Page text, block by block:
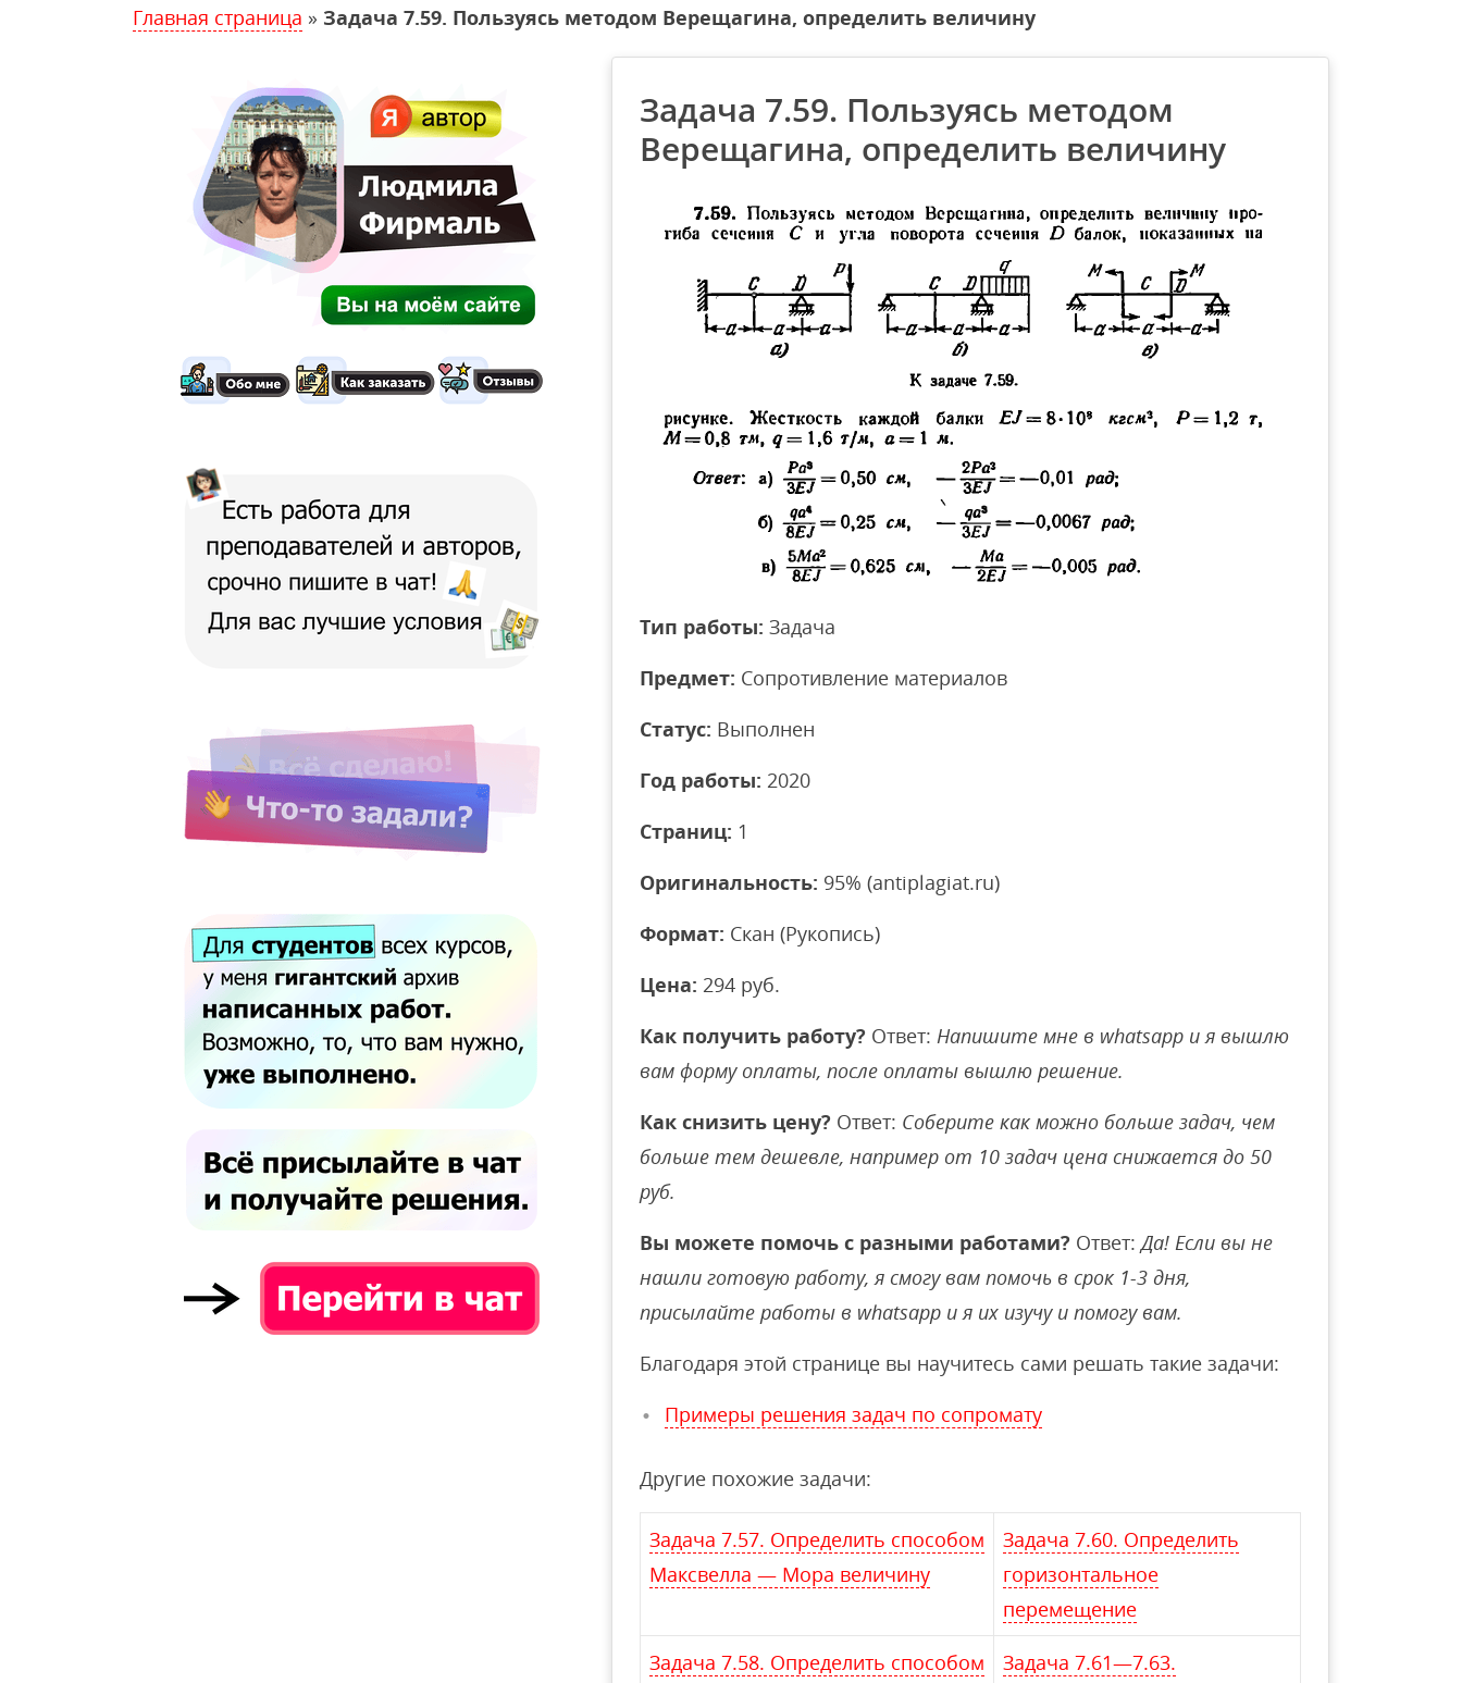
Главная страница » Задача 7.59. Пользуясь методом Верещагина, определить величину
Задача 7.59. Пользуясь методом
Верещагина, определить величину
Тип работы: Задача
Предмет: Сопротивление материалов
Статус: Выполнен
Год работы: 2020
Страниц: 1
Оригинальность: 95% (antiplagiat.ru)
Формат: Скан (Рукопись)
Цена: 294 руб.
Как получить работу? Ответ: Напишите мне в whatsapp и я вышлю
вам форму оплаты, после оплаты вышлю решение.
Как снизить цену? Ответ: Соберите как можно больше задач, чем
больше тем дешевле, например от 10 задач цена снижается до 50
руб.
Вы можете помочь с разными работами? Ответ:Да! Если вы не
нашли готовую работу, я смогу вам помочь в срок 1-3 дня,
присылайте работы в whatsapp и я их изучу и помогу вам.
Благодаря этой странице вы научитесь сами решать такие задачи:
Примеры решения задач по сопромату
Другие похожие задачи:
Задача 7.57. Определить способом
Максвелла — Мора величину
Задача 7.60. Определить
горизонтальное
перемещение
Задача 7.58. Определить способом
Задача 7.61—7.63.